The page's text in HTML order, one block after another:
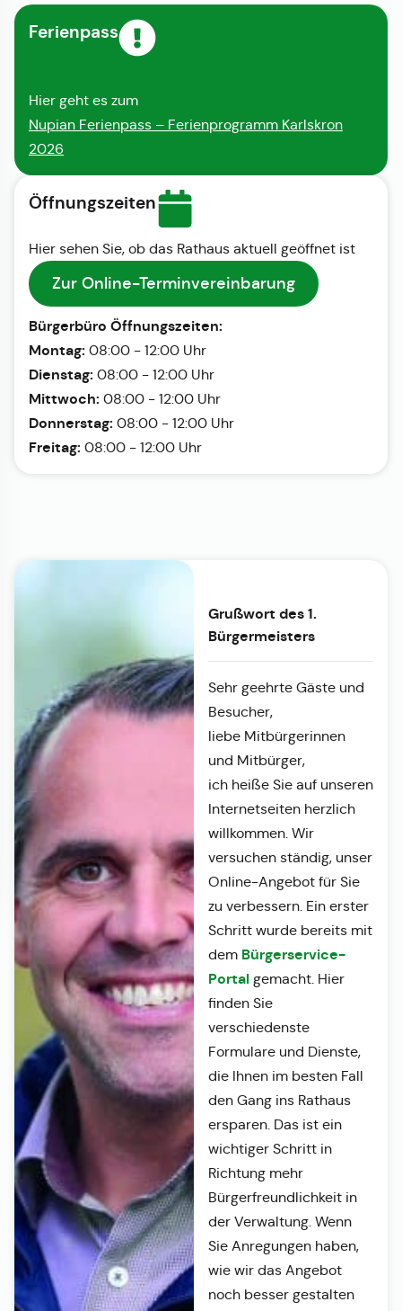
Ferienpass
Hier geht es zum
Nupian Ferienpass – Ferienprogramm Karlskron
2026
Öffnungszeiten
Hier sehen Sie, ob das Rathaus aktuell geöffnet ist
Zur Online-Terminvereinbarung
Bürgerbüro Öffnungszeiten:
Montag: 08:00 - 12:00 Uhr
Dienstag: 08:00 - 12:00 Uhr
Mittwoch: 08:00 - 12:00 Uhr
Donnerstag: 08:00 - 12:00 Uhr
Freitag: 08:00 - 12:00 Uhr
Grußwort des 1.
Bürgermeisters
Sehr geehrte Gäste und
Besucher,
liebe Mitbürgerinnen
und Mitbürger,
ich heiße Sie auf unseren
Internetseiten herzlich
willkommen. Wir
versuchen ständig, unser
Online-Angebot für Sie
zu verbessern. Ein erster
Schritt wurde bereits mit
dem Bürgerservice-
Portalgemacht. Hier
finden Sie
verschiedenste
Formulare und Dienste,
die Ihnen im besten Fall
den Gang ins Rathaus
ersparen. Das ist ein
wichtiger Schritt in
Richtung mehr
Bürgerfreundlichkeit in
der Verwaltung. Wenn
Sie Anregungen haben,
wie wir das Angebot
noch besser gestalten